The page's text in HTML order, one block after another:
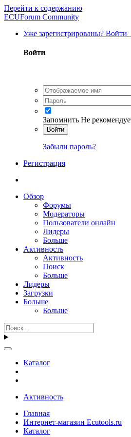
Перейти к содержанию
ECUForum Community
Уже зарегистрированы? Войти
Войти
Запомнить Не
Войти
Забыли пароль?
Регистрация
Обзор
Форумы
Модераторы
Пользователи онлайн
Лидеры
Больше
Активность
Активность
Поиск
Больше
Лидеры
Загрузки
Больше
Больше
Каталог
Активность
Главная
Интернет-магазин Ecutools.ru
Каталог